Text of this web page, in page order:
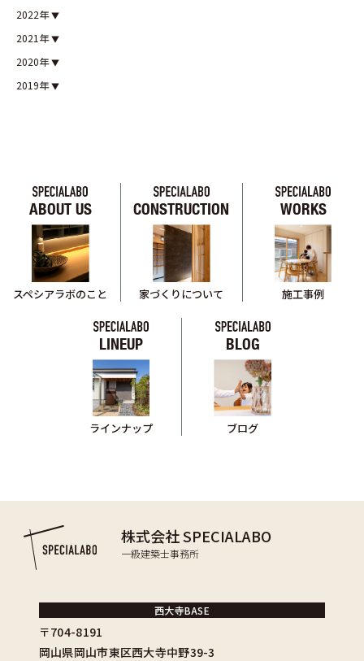
2022年
2021年
2020年
2019年
ABOUT US
スペシアラボのこと
CONSTRUCTION
家づくりについて
WORKS
施工事例
LINEUP
ラインナップ
BLOG
ブログ
株式会社 SPECIALABO
一級建築士事務所
西大寺BASE
〒704-8191
岡山県岡山市東区西大寺中野39-3